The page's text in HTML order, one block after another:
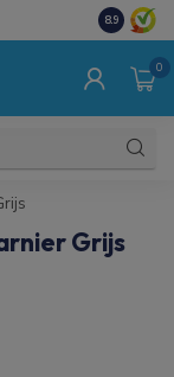
Al 15 jaar
8.9
0
Grijs